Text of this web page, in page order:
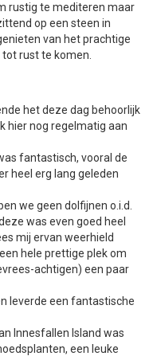
rustig te mediteren maar
op een steen in
van het prachtige
rust te komen.
het deze dag behoorlijk
hier nog regelmatig aan
fantastisch, vooral de
heel erg lang geleden
we geen dolfijnen o.i.d.
was even goed heel
mij ervan weerhield
hele prettige plek om
achtigen) een paar
leverde een fantastische
Innesfallen Island was
een leuke